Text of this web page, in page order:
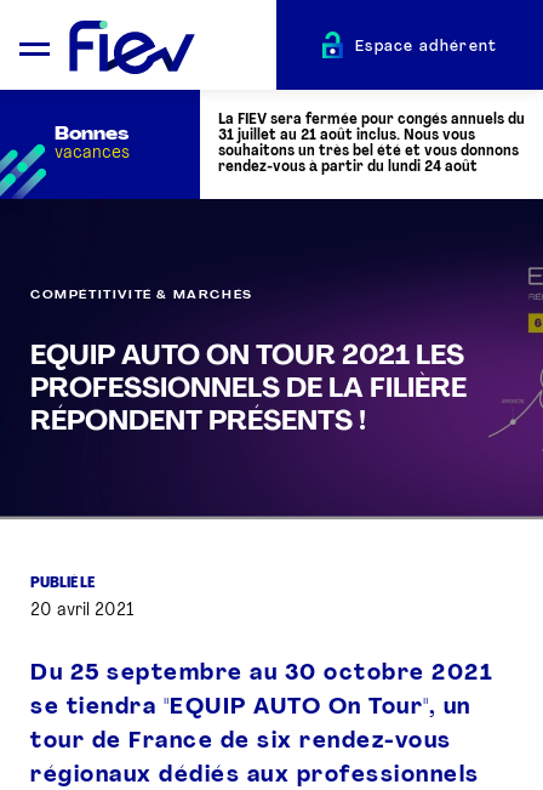
ADHÉRENTS
PRESSE
Espace adhérent
Bonnes
vacances
La FIEV sera fermée pour congés annuels du
31 juillet au 21 août inclus. Nous vous
souhaitons un très bel été et vous donnons
rendez-vous à partir du lundi 24 août
COMPÉTITIVITÉ & MARCHÉS
EQUIP AUTO ON TOUR 2021 LES
PROFESSIONNELS DE LA FILIÈRE
RÉPONDENT PRÉSENTS !
PUBLIÉ LE
20 avril 2021
Du 25 septembre au 30 octobre 2021
se tiendra "EQUIP AUTO On Tour", un
tour de France de six rendez-vous
régionaux dédiés aux professionnels